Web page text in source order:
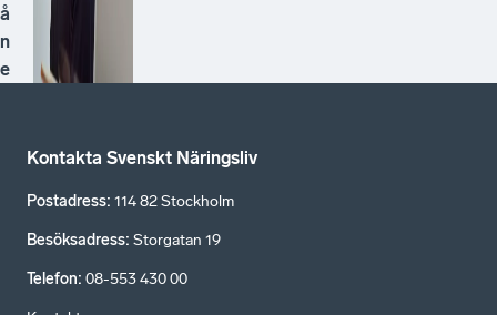
å
n
e
Kontakta Svenskt Näringsliv
Postadress: 114 82 Stockholm
Besöksadress: Storgatan 19
Telefon: 08-553 430 00